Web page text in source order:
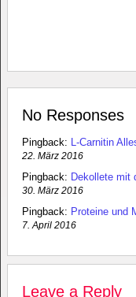
No Responses
Pingback: L-Carnitin
22. März 2016
Pingback: Dekollete mit
30. März 2016
Pingback: Proteine und
7. April 2016
Leave a Reply